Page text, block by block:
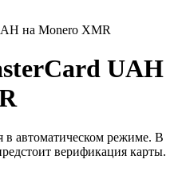
на Monero XMR
UAH
в автоматическом режиме. В
верификация карты.